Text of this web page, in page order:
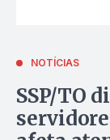
NOTÍCIAS
SSP/TO